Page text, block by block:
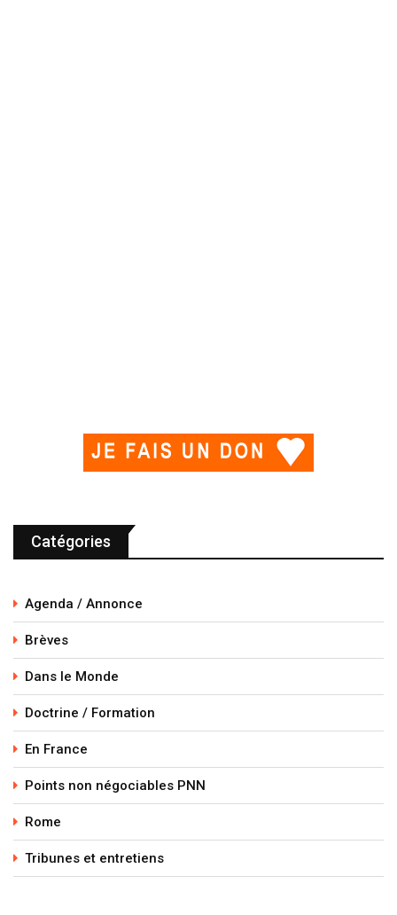
Catégories
Agenda / Annonce
Brèves
Dans le Monde
Doctrine / Formation
En France
Points non négociables PNN
Rome
Tribunes et entretiens